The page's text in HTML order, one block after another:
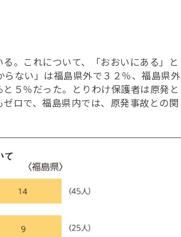
。これについて、「おおいにある」と
らない」は福島県外で３２％、福島県外
５％だった。とりわけ保護者は原発と
ロで、福島県内では、原発事故との関